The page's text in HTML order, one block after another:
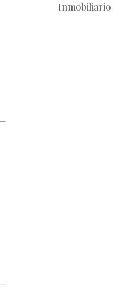
Inmobiliario